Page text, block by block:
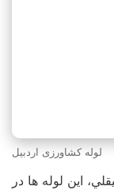
لوله کشاورزی اردبیل
اين لوله ها در